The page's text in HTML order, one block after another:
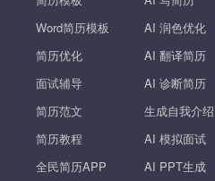
Word简历模板
简历优化
面试辅导
简历范文
简历教程
全民简历APP
AI 润色优化
AI 翻译简历
AI 诊断简历
生成自我介绍
AI 模拟面试
AI PPT生成